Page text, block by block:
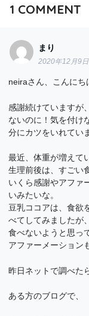
1 COMMENT
まり
2020年12月9日
neiraさん、こんにち
感謝続けていますが
ないのに！気を付け
分にカツをいれてい
最近、体重が増えて
生理前後は、すごい
いくら感謝やアファ
いみたいな。
豆乳ココアは、食欲
べてしてみましたが
食べないようと思っ
アファーメーション
昨日ネットで調べた
ある方のブログで、